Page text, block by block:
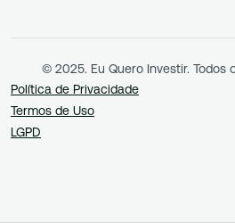
© 2025. Eu Quero Investir. Todos
Política de Privacidade
Termos de Uso
LGPD